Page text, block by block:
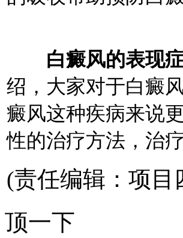
白癜风的表现
绍，大家对于白癜
癜风这种疾病来说
性的治疗方法，治
(责任编辑：项目
顶一下